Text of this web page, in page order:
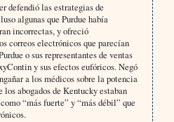
defendió las estrategias de
algunas que Purdue había
incorrectas, y ofreció
correos electrónicos que parecían
o sus representantes de ventas
y sus efectos eufóricos. Negó
a los médicos sobre la potencia
abogados de Kentucky estaban
“más fuerte” y “más débil” que